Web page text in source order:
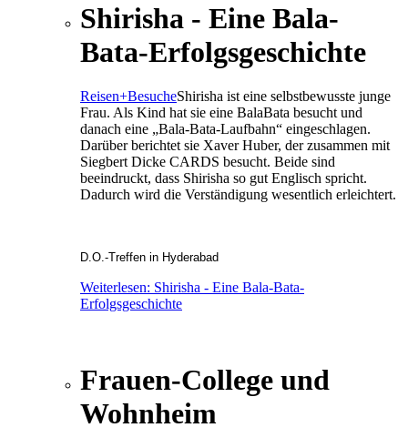
Shirisha - Eine Bala-
Bata-Erfolgsgeschichte
Reisen+BesucheShirisha ist eine selbstbewusste junge
Frau. Als Kind hat sie eine BalaBata besucht und
danach eine „Bala-Bata-Laufbahn“ eingeschlagen.
Darüber berichtet sie Xaver Huber, der zusammen mit
Siegbert Dicke CARDS besucht. Beide sind
beeindruckt, dass Shirisha so gut Englisch spricht.
Dadurch wird die Verständigung wesentlich erleichtert.
D.O.-Treffen in Hyderabad
Weiterlesen: Shirisha - Eine Bala-Bata-
Erfolgsgeschichte
Frauen-College und
Wohnheim